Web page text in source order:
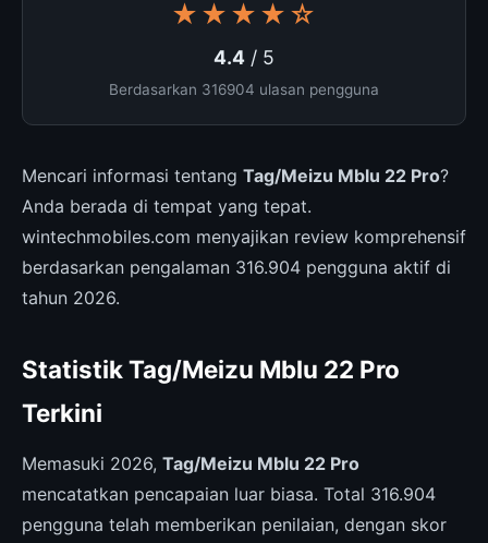
★★★★☆
4.4 / 5
Berdasarkan 316904 ulasan pengguna
Mencari informasi tentang Tag/Meizu Mblu 22 Pro?
Anda berada di tempat yang tepat.
wintechmobiles.com menyajikan review komprehensif
berdasarkan pengalaman 316.904 pengguna aktif di
tahun 2026.
Statistik Tag/Meizu Mblu 22 Pro
Terkini
Memasuki 2026, Tag/Meizu Mblu 22 Pro
mencatatkan pencapaian luar biasa. Total 316.904
pengguna telah memberikan penilaian, dengan skor